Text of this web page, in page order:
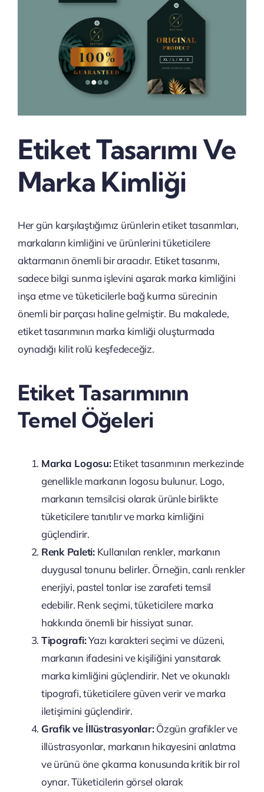
Etiket Tasarımı Ve
Marka Kimliği
Her gün karşılaştığımız ürünlerin etiket tasarımları,
markaların kimliğini ve ürünlerini tüketicilere
aktarmanın önemli bir aracıdır. Etiket tasarımı,
sadece bilgi sunma işlevini aşarak marka kimliğini
inşa etme ve tüketicilerle bağ kurma sürecinin
önemli bir parçası haline gelmiştir. Bu makalede,
etiket tasarımının marka kimliği oluşturmada
oynadığı kilit rolü keşfedeceğiz.
Etiket Tasarımının
Temel Öğeleri
Marka Logosu:Etiket tasarımının merkezinde
genellikle markanın logosu bulunur. Logo,
markanın temsilcisi olarak ürünle birlikte
tüketicilere tanıtılır ve marka kimliğini
güçlendirir.
Renk Paleti:Kullanılan renkler, markanın
duygusal tonunu belirler. Örneğin, canlı renkler
enerjiyi, pastel tonlar ise zarafeti temsil
edebilir. Renk seçimi, tüketicilere marka
hakkında önemli bir hissiyat sunar.
Tipografi:Yazı karakteri seçimi ve düzeni,
markanın ifadesini ve kişiliğini yansıtarak
marka kimliğini güçlendirir. Net ve okunaklı
tipografi, tüketicilere güven verir ve marka
iletişimini güçlendirir.
Grafik ve İllüstrasyonlar:Özgün grafikler ve
illüstrasyonlar, markanın hikayesini anlatma
ve ürünü öne çıkarma konusunda kritik bir rol
oynar. Tüketicilerin görsel olarak